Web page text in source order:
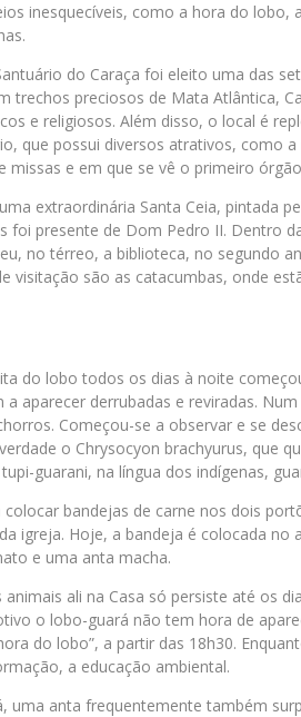
inesquecíveis, como a hora do lobo,
do Caraça foi eleito uma das
trechos preciosos de Mata Atlântica,
e religiosos. Além disso, o local é
que possui diversos atrativos, como
missas e em que se vê o primeiro
extraordinária Santa Ceia, pintada
foi presente de Dom Pedro II. Dentro
no térreo, a biblioteca, no segundo
visitação são as catacumbas, onde
do lobo todos os dias à noite
a aparecer derrubadas e reviradas.
Começou-se a observar e se
o Chrysocyon brachyurus, que
guarani, na língua dos indígenas,
bandejas de carne nos dois
igreja. Hoje, a bandeja é colocada
e uma anta macha.
ali na Casa só persiste até os
o lobo-guará não tem hora de
do lobo”, a partir das 18h30.
a educação ambiental.
uma anta frequentemente também